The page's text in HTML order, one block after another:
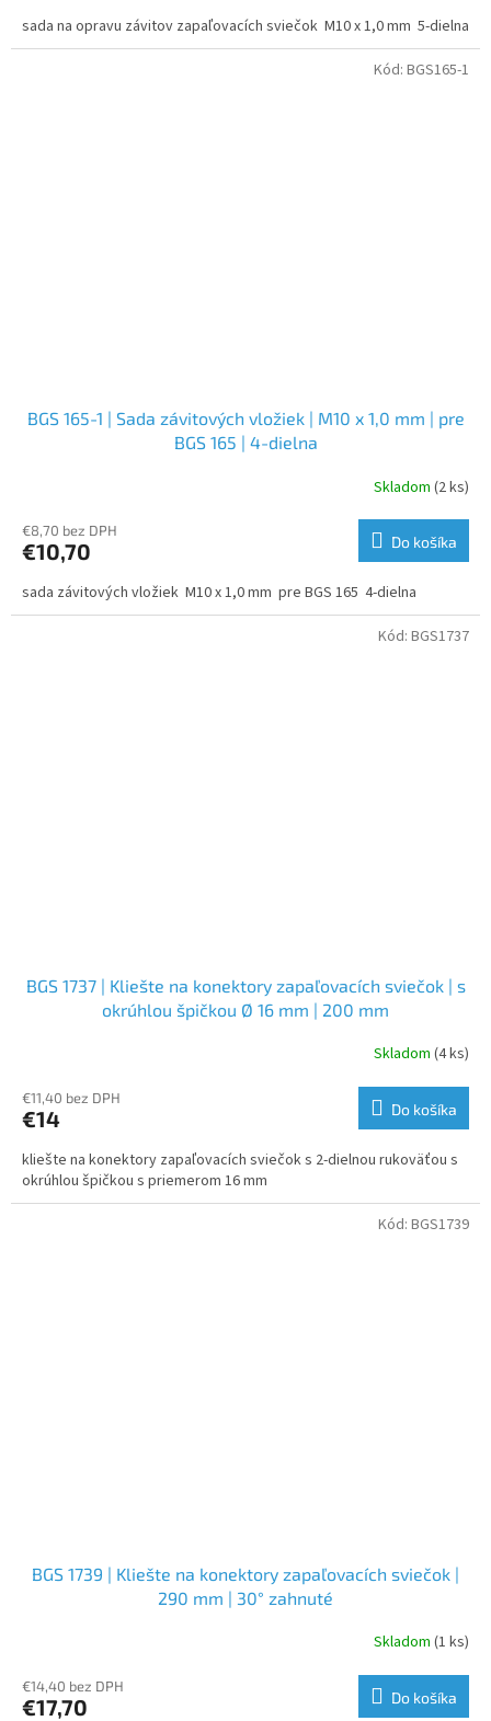
sada na opravu závitov zapaľovacích sviečok M10 x 1,0 mm 5-dielna
BGS 165-1 | Sada závitových vložiek | M10 x 1,0 mm | pre
BGS 165 | 4-dielna
Skladom (2 ks)
€8,70 bez DPH
€10,70 Do košíka
sada závitových vložiek M10 x 1,0 mm pre BGS 165 4-dielna
Kód: BGS165-1
BGS 1737 | Kliešte na konektory zapaľovacích sviečok | s
okrúhlou špičkou Ø 16 mm | 200 mm
Skladom (4 ks)
€11,40 bez DPH
€14 Do košíka
kliešte na konektory zapaľovacích sviečok s 2-dielnou rukoväťou s
okrúhlou špičkou s priemerom 16 mm
Kód: BGS1737
BGS 1739 | Kliešte na konektory zapaľovacích sviečok |
290 mm | 30° zahnuté
Skladom (1 ks)
€14,40 bez DPH
€17,70 Do košíka
Kód: BGS1739